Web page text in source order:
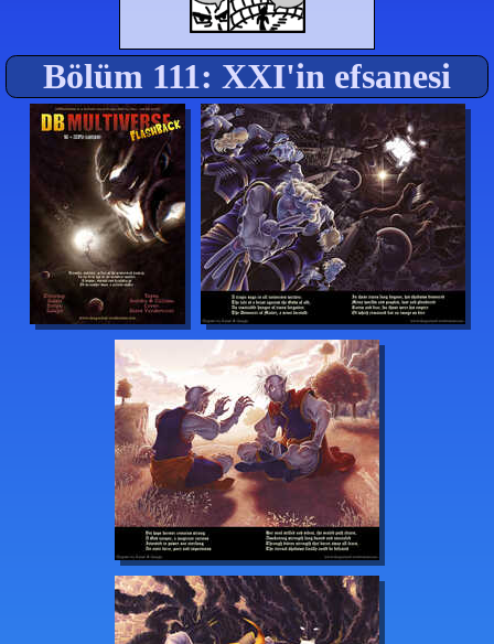
Bölüm 111: XXI'in efsanesi